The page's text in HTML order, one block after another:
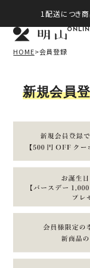
1配送につき
HOME 会員登録
新規会員